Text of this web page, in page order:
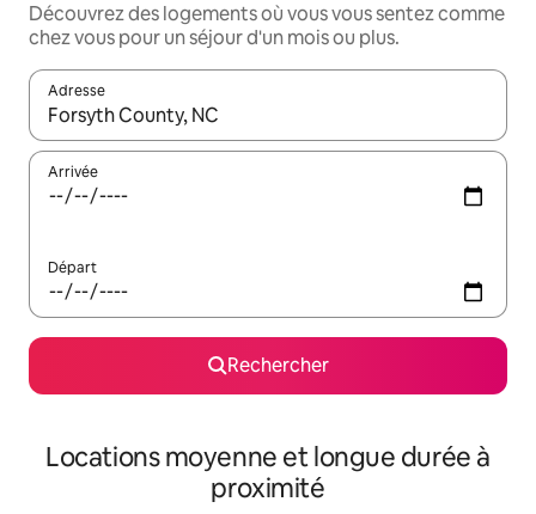
Découvrez des logements où vous vous sentez comme
chez vous pour un séjour d'un mois ou plus.
Adresse
Lorsque les résultats s'affichent, utilisez les flèches vers le
Arrivée
Départ
Rechercher
Locations moyenne et longue durée à
proximité